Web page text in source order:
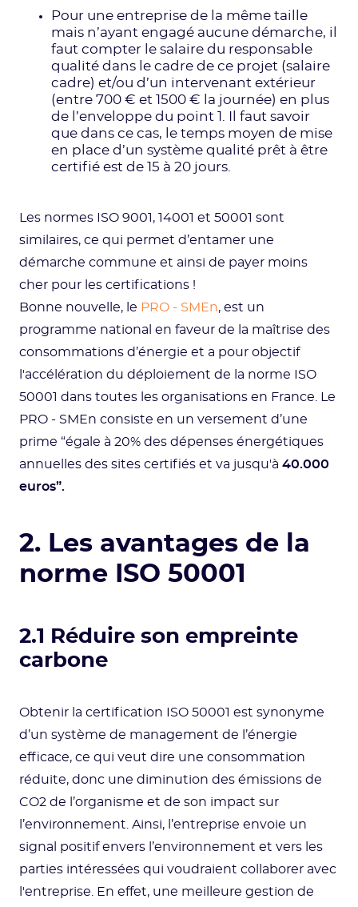
Pour une entreprise de la même taille
mais n’ayant engagé aucune démarche, il
faut compter le salaire du responsable
qualité dans le cadre de ce projet (salaire
cadre) et/ou d’un intervenant extérieur
(entre 700 € et 1500 € la journée) en plus
de l’enveloppe du point 1. Il faut savoir
que dans ce cas, le temps moyen de mise
en place d’un système qualité prêt à être
certifié est de 15 à 20 jours.
Les normes ISO 9001, 14001 et 50001 sont
similaires, ce qui permet d’entamer une
démarche commune et ainsi de payer moins
cher pour les certifications !
Bonne nouvelle, le PRO - SMEn, est un
programme national en faveur de la maîtrise des
consommations d’énergie et a pour objectif
l'accélération du déploiement de la norme ISO
50001 dans toutes les organisations en France. Le
PRO - SMEn consiste en un versement d’une
prime “égale à 20% des dépenses énergétiques
annuelles des sites certifiés et va jusqu'à 40.000
euros”.
2. Les avantages de la
norme ISO 50001
2.1 Réduire son empreinte
carbone
Obtenir la certification ISO 50001 est synonyme
d’un système de management de l’énergie
efficace, ce qui veut dire une consommation
réduite, donc une diminution des émissions de
CO2 de l’organisme et de son impact sur
l’environnement. Ainsi, l’entreprise envoie un
signal positif envers l’environnement et vers les
parties intéressées qui voudraient collaborer avec
l'entreprise. En effet, une meilleure gestion de